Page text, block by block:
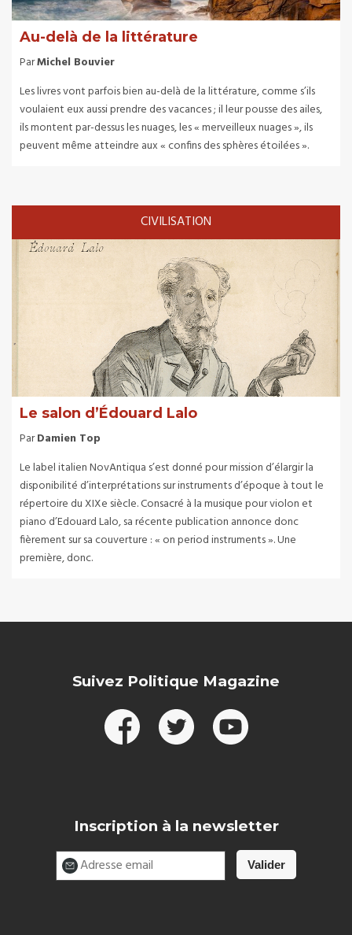
Au-delà de la littérature
ParMichel Bouvier
Les livres vont parfois bien au-delà de la littérature, comme s’ils
voulaient eux aussi prendre des vacances ; il leur pousse des ailes,
ils montent par-dessus les nuages, les « merveilleux nuages », ils
peuvent même atteindre aux « confins des sphères étoilées ».
CIVILISATION
Le salon d’Édouard Lalo
ParDamien Top
Le label italien NovAntiqua s’est donné pour mission d’élargir la
disponibilité d’interprétations sur instruments d’époque à tout le
répertoire du XIXe siècle. Consacré à la musique pour violon et
piano d’Edouard Lalo, sa récente publication annonce donc
fièrement sur sa couverture : « on period instruments ». Une
première, donc.
Suivez Politique Magazine
Inscription à la newsletter